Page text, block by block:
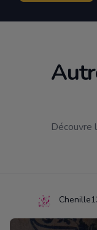
Découvre